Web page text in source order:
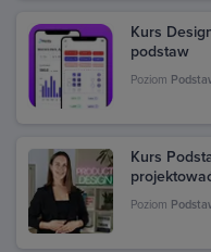
Kurs
podstaw
Poziom
Kurs
Poziom